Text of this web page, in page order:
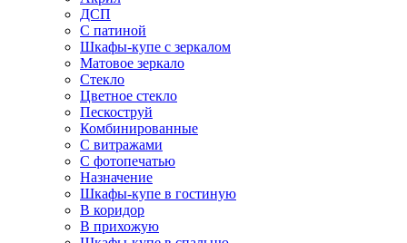
ДСП
С патиной
Шкафы-купе с зеркалом
Матовое зеркало
Стекло
Цветное стекло
Пескоструй
Комбинированные
С витражами
С фотопечатью
Назначение
Шкафы-купе в гостиную
В коридор
В прихожую